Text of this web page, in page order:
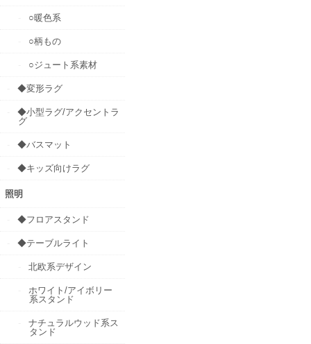
○暖色系
○柄もの
○ジュート系素材
◆変形ラグ
◆小型ラグ/アクセントラ
グ
◆バスマット
◆キッズ向けラグ
照明
◆フロアスタンド
◆テーブルライト
北欧系デザイン
ホワイト/アイボリー
系スタンド
ナチュラルウッド系ス
タンド